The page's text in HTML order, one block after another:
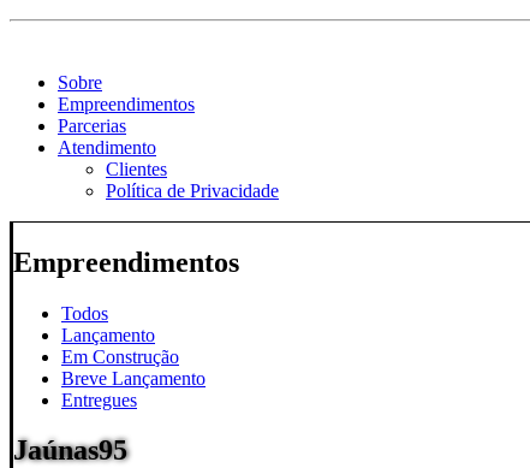
Sobre
Empreendimentos
Parcerias
Atendimento
Clientes
Política de Privacidade
Empreendimentos
Todos
Lançamento
Em Construção
Breve Lançamento
Entregues
Jaúnas95